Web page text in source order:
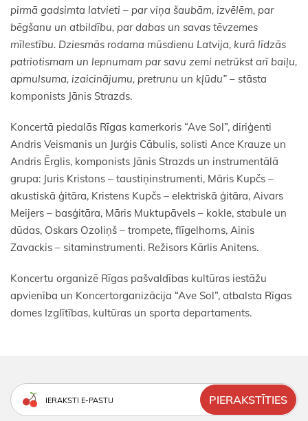
pirmā gadsimta latvieti – par viņa šaubām, izvēlēm, par
bēgšanu un atbildību, par dabas un savas tēvzemes
mīlestību. Dziesmās rodama mūsdienu Latvija, kurā līdzās
patriotismam un lepnumam par savu zemi netrūkst arī baiļu,
apmulsuma, izaicinājumu, pretrunu un kļūdu” – stāsta
komponists Jānis Strazds.
Koncertā piedalās Rīgas kamerkoris “Ave Sol”, diriģenti
Andris Veismanis un Jurģis Cābulis, solisti Ance Krauze un
Andris Ērglis, komponists Jānis Strazds un instrumentālā
grupa: Juris Kristons – taustiņinstrumenti, Māris Kupčs –
akustiskā ģitāra, Kristens Kupčs – elektriskā ģitāra, Aivars
Meijers – basģitāra, Māris Muktupāvels – kokle, stabule un
dūdas, Oskars Ozoliņš – trompete, flīgelhorns, Ainis
Zavackis – sitaminstrumenti. Režisors Kārlis Anitens.
Koncertu organizē Rīgas pašvaldības kultūras iestāžu
apvienība un Koncertorganizācija “Ave Sol”, atbalsta Rīgas
domes Izglītības, kultūras un sporta departaments.